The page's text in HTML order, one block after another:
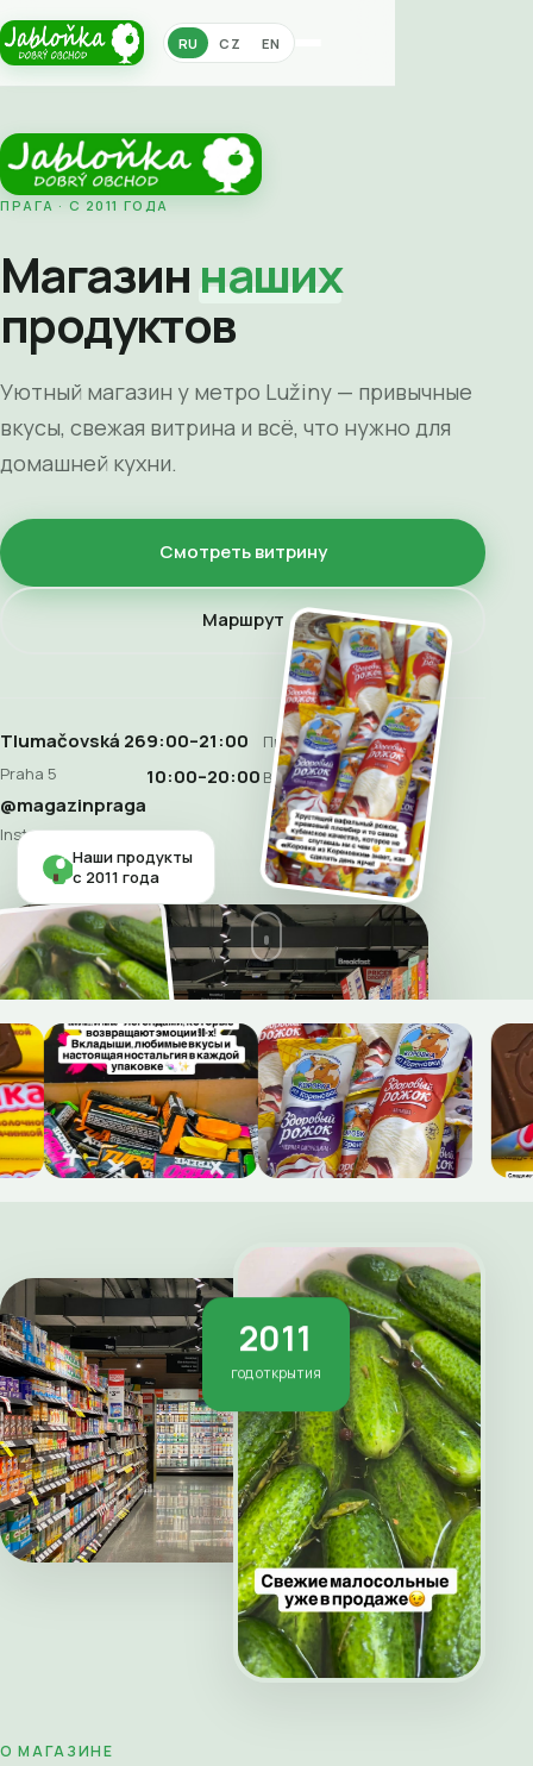
RU CZ EN
ПРАГА · С 2011 ГОДА
Магазин наших
продуктов
Уютный магазин у метро Lužiny — привычные
вкусы, свежая витрина и всё, что нужно для
домашней кухни.
Смотреть витрину
Маршрут
Tlumačovská 26
Praha 5
9:00–21:00 Пн–Сб
10:00–20:00 Воскресенье
@magazinpraga
Instagram
Наши продукты
с 2011 года
2011
год открытия
О МАГАЗИНЕ